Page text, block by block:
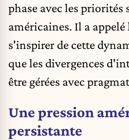
phase avec les priorités
américaines. Il a appelé
s'inspirer de cette
que les divergences
être gérées avec
Une pression
persistante